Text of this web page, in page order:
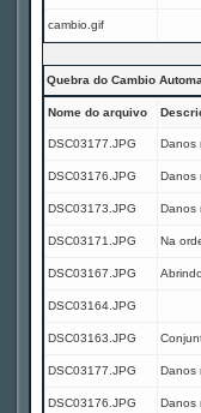
cambio.gif
Quebra do Cambio
Nome do arquivo
DSC03177.JPG Danos
DSC03176.JPG Danos
DSC03173.JPG Danos
DSC03171.JPG Na
DSC03167.JPG
DSC03164.JPG
DSC03163.JPG
DSC03177.JPG Danos
DSC03176.JPG Danos